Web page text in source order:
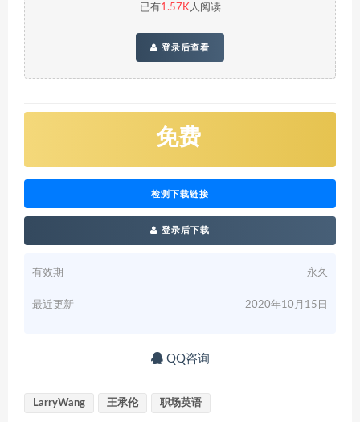
已有 1.57K人阅读
登录后查看
免费
检测下载链接
登录后下载
有效期 永久
最近更新 2020年10月15日
QQ咨询
LarryWang 王承伦 职场英语